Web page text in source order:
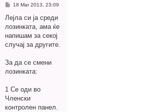
P
s
18 Mar 2013, 23:09
Лејла си ја среди
лозинката, ама ќе
напишам за секој
случај за другите.
За да се смени
лозинката:
1 Се оди во
Членски
контролен панел.